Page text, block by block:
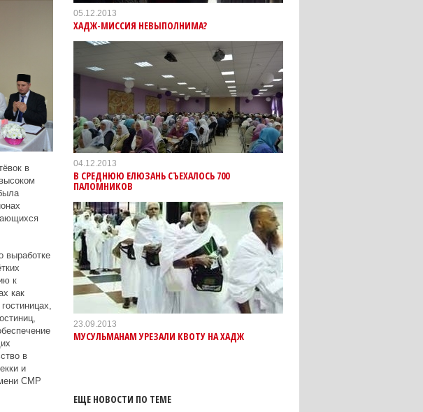
в
выработке
к
как
в
и
СМР
05.12.2013
ХАДЖ-МИССИЯ НЕВЫПОЛНИМА?
04.12.2013
В СРЕДНЮЮ ЕЛЮЗАНЬ СЪЕХАЛОСЬ 700
ПАЛОМНИКОВ
23.09.2013
МУСУЛЬМАНАМ УРЕЗАЛИ КВОТУ НА ХАДЖ
ЕЩЕ НОВОСТИ ПО ТЕМЕ